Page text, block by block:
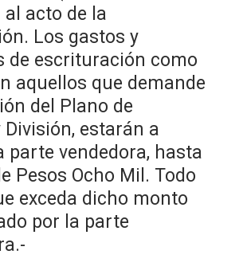
acto de la
Los gastos y
de escrituración como
aquellos que demande
del Plano de
División, estarán a
parte vendedora, hasta
Pesos Ocho Mil. Todo
exceda dicho monto
por la parte